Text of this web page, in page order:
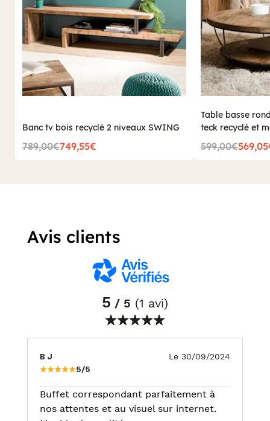
Banc tv bois recyclé 2 niveaux SWING
789,00€749,55€
Table basse
teck recyclé et
SWING
599,00€
Avis clients
5 / 5 (1 avi)
B J
5/5
Le 30/09/2024
Buffet correspondant parfaitement à
nos attentes et au visuel sur internet.